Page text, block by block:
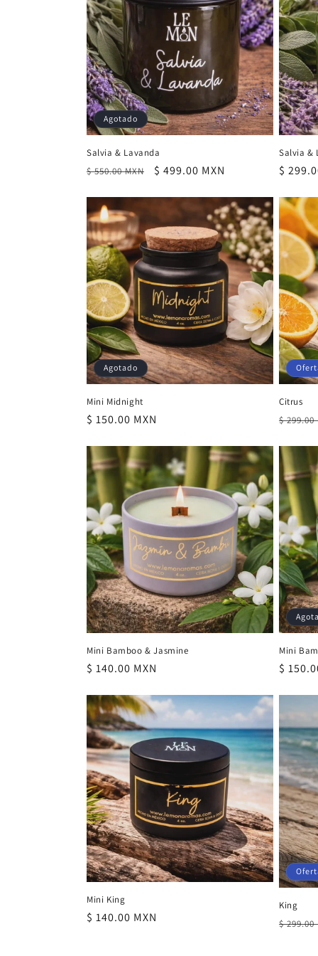
c
i
ó
n
:
Agotado
Salvia & Lavanda
Precio
$ 550.00 MXN
Precio
oferta
$ 499.00 MXN
Salvia &
Precio
$
Agotado
Mini Midnight
Precio
$ 150.00 MXN
Citrus
Precio
$ 299.00
Mini Bamboo & Jasmine
Precio
$ 140.00 MXN
Mini
Precio
$
Mini King
Precio
$ 140.00 MXN
King
Precio
$ 299.00